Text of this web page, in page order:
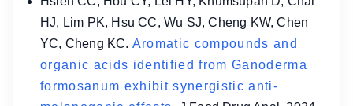
HJ, Lim PK, Hsu CC, Wu SJ, Cheng KW, Chen
YC, Cheng KC. Aromatic compounds and
organic acids identified from Ganoderma
formosanum exhibit synergistic anti-